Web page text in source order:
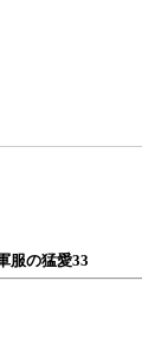
服の猛愛33